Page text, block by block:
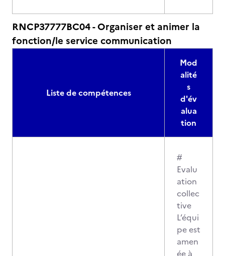
RNCP37777BC04 - Organiser et animer la
fonction/le service communication
Liste de compétences
Mod
alité
s
d'év
alua
tion
#
Evalu
ation
collec
tive
L’équi
pe est
amen
ée à